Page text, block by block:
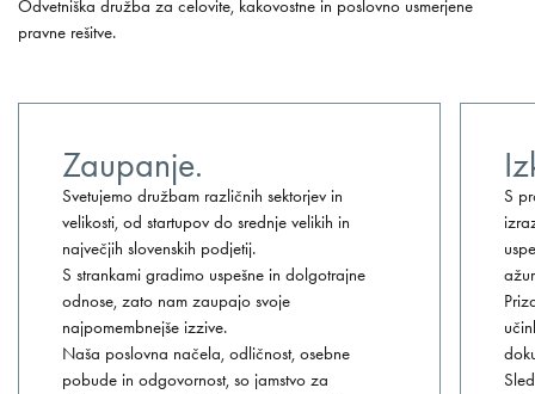
Odvetniška družba za celovite, kakovostne in poslovno usmerjene
pravne rešitve.
Zaupanje.
Svetujemo družbam različnih sektorjev in
velikosti, od startupov do srednje velikih in
največjih slovenskih podjetij.
S strankami gradimo uspešne in dolgotrajne
odnose, zato nam zaupajo svoje
najpomembnejše izzive.
Naša poslovna načela, odličnost, osebne
pobude in odgovornost, so jamstvo za
S